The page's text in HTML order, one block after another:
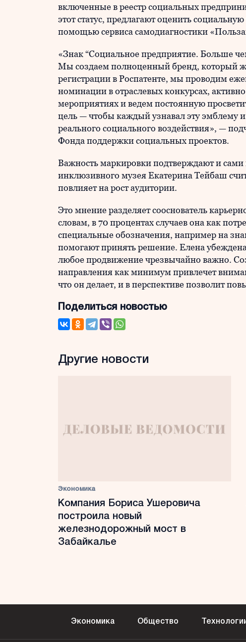
включенные в реестр социальных
этот статус, предлагают оценить
помощью сервиса самодиагностики
«Знак “Социальное предприятие. Больше
Мы создаем полноценный бренд, который
регистрации в Роспатенте, мы проводим
номинации в отраслевых конкурсах,
мероприятиях и ведем постоянную
цель — чтобы каждый узнавал эту эмблему
реального социального воздействия», —
Фонда поддержки социальных проектов.
Важность маркировки подтверждают и
инклюзивного музея Екатерина Тейбаш
повлияет на рост аудитории.
Это мнение разделяет сооснователь
словам, в 70 процентах случаев она как
специальные обозначения, например на
помогают принять решение. Елена
любое продвижение чрезвычайно важно.
направления как минимум привлечет
что он делает, и в перспективе позволит
Поделиться новостью
Другие новости
Экономика
Компания Бориса Ушеровича
построила новый
железнодорожный мост в
Забайкалье
Экономика Общество